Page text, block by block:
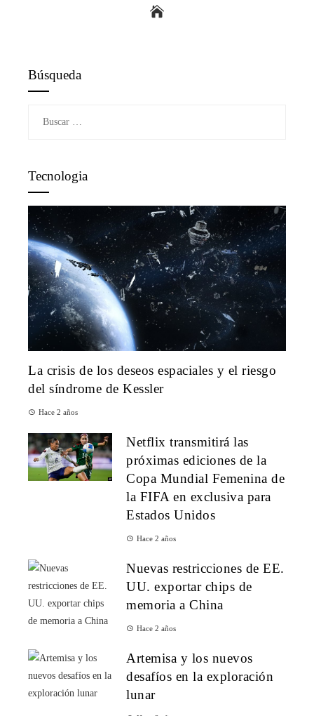
Búsqueda
Tecnologia
La crisis de los deseos espaciales y el riesgo
del síndrome de Kessler
Hace 2 años
Netflix transmitirá las
próximas ediciones de la
Copa Mundial Femenina de
la FIFA en exclusiva para
Estados Unidos
Hace 2 años
Nuevas restricciones de EE.
UU. exportar chips de
memoria a China
Hace 2 años
Artemisa y los nuevos
desafíos en la exploración
lunar